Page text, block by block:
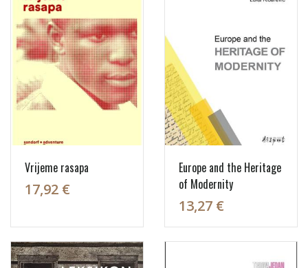
Vrijeme rasapa
17,92 €
Europe and the Heritage
of Modernity
13,27 €